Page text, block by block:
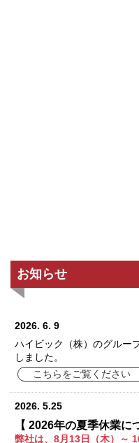
お知らせ
2026. 6. 9
ハイビック（株）のグルー
しました。
こちらをご覧ください
2026. 5.25
【 2026年の夏季休業に
弊社は、8月13日（木）～